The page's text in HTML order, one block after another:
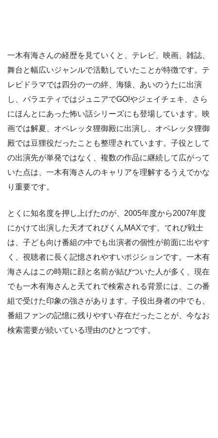
一木有海さんの経歴を見ていくと、テレビ、映画、雑誌、
舞台と幅広いジャンルで活動していたことが特徴です。テ
レビドラマでは四分の一の絆、海猿、あいのうたに出演
し、バラエティではジュニアでGO!やジェイチェキ、さら
にほんとにあった怖い話シリーズにも登場しています。映
画では解夏、オペレッタ狸御殿に出演し、オペレッタ狸御
殿では豆狸役だったことも整理されています。子役として
の出演先が単発ではなく、複数の作品に継続して広がって
いた点は、一木有海さんのキャリアを理解するうえでかな
り重要です。
とくに知名度を押し上げたのが、2005年度から2007年度
にかけて出演した天才てれびくんMAXです。てれび戦士
は、子ども向け番組の中でも出演者の個性が前面に出やす
く、視聴者に長く記憶されやすいポジションです。一木有
海さんはこの時期に顔と名前が結びついた人が多く、現在
でも一木有海さんと天てれで検索される背景には、この番
組で受けた印象の強さがあります。子役出身者の中でも、
番組ファンの記憶に残りやすい存在だったことが、今なお
検索需要が続いている理由のひとつです。